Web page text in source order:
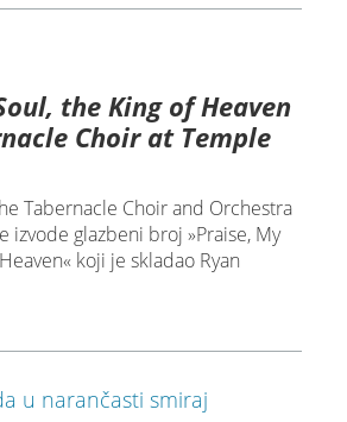
the King of Heaven
Choir at Temple
Tabernacle Choir and Orchestra
izvode glazbeni broj »Praise, My
koji je skladao Ryan